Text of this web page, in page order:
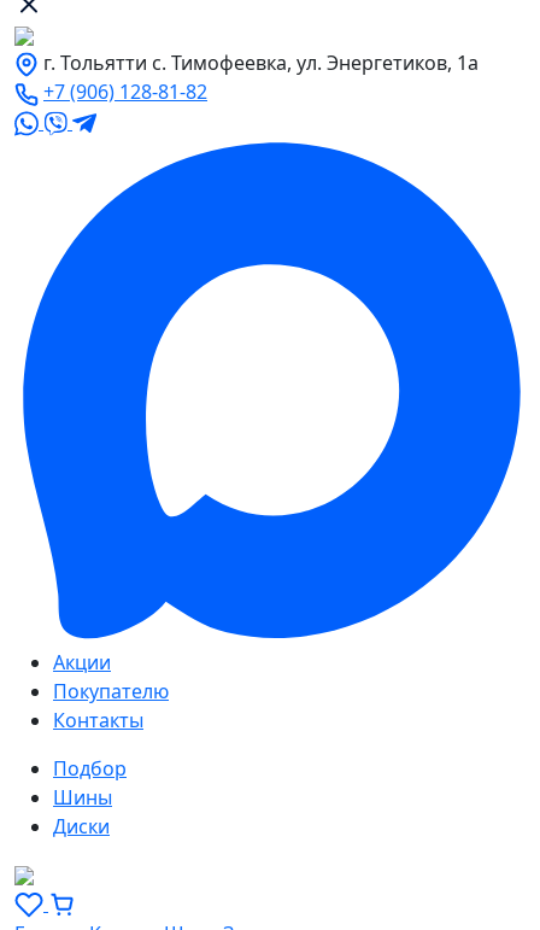
г. Тольятти с. Тимофеевка, ул. Энергетиков, 1а
+7 (906) 128-81-82
Акции
Покупателю
Контакты
Подбор
Шины
Диски